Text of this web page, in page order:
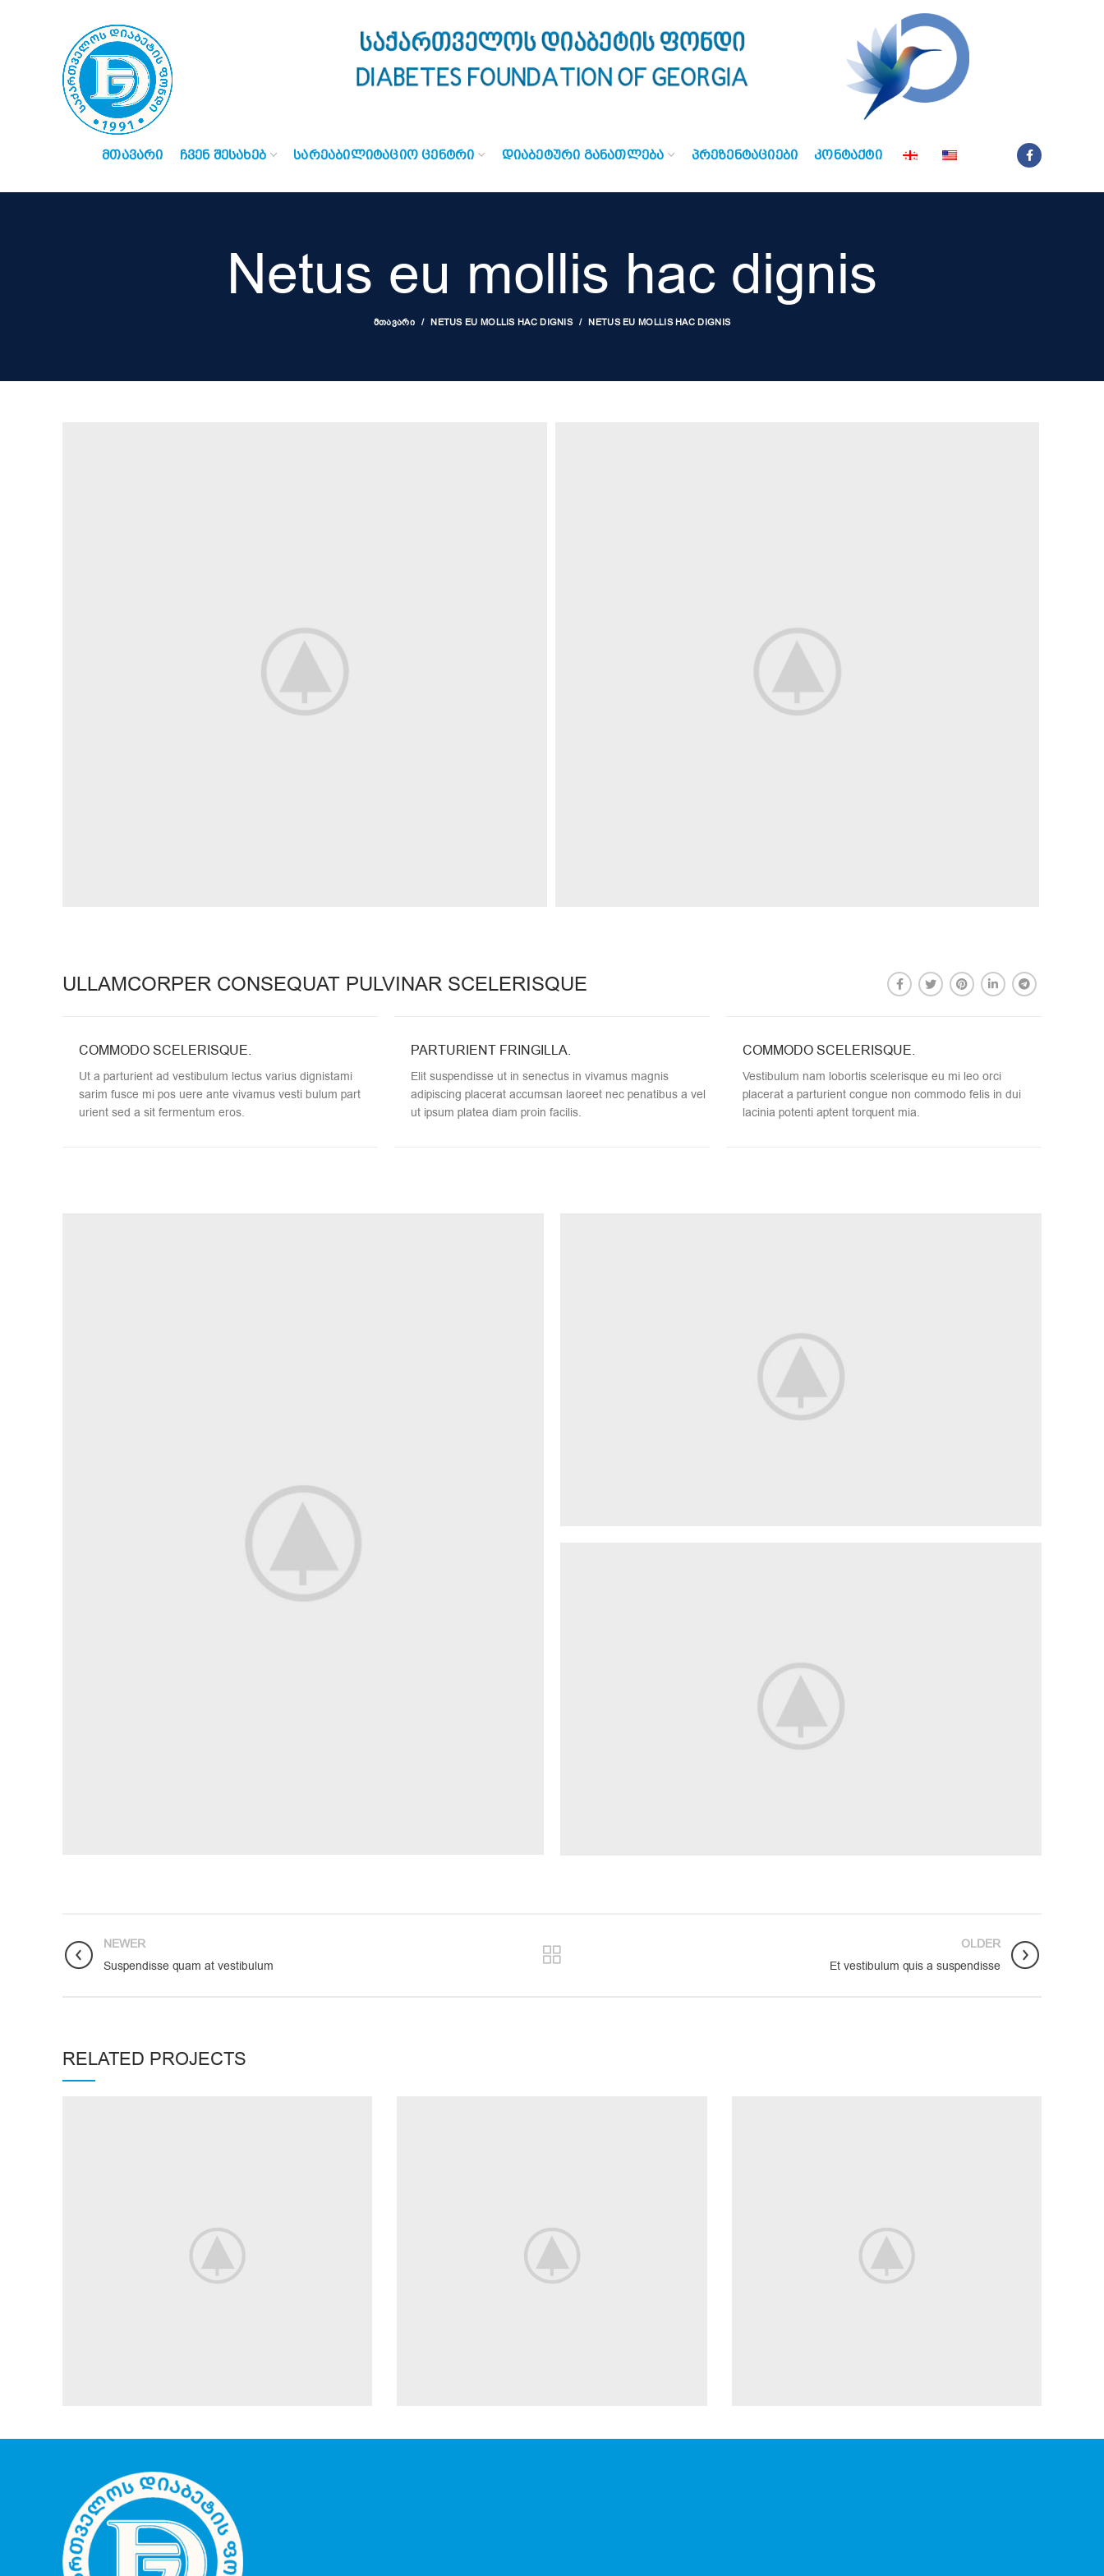
ᲛᲗᲐᲕᲐᲠᲘ ᲩᲕᲔᲜ ᲨᲔᲡᲐᲮᲔᲑ ᲡᲐᲠᲔᲐᲑᲘᲚᲘᲢᲐᲪᲘᲝ ᲪᲔᲜᲢᲠᲘ ᲓᲘᲐᲑᲔᲢᲣᲠᲘ ᲒᲐᲜᲐᲗᲚᲔᲑᲐ ᲞᲠᲔᲖᲔᲜᲢᲐᲪᲘᲔᲑᲘ ᲙᲝᲜᲢᲐᲥᲢᲘ
Netus eu mollis hac dignis
ᲛᲗᲐᲕᲐᲠᲘ NETUS EU MOLLIS HAC DIGNIS NETUS EU MOLLIS HAC DIGNIS
ULLAMCORPER CONSEQUAT PULVINAR SCELERISQUE
COMMODO SCELERISQUE.
Ut a parturient ad vestibulum lectus varius dignistami
sarim fusce mi pos uere ante vivamus vesti bulum part
urient sed a sit fermentum eros.
PARTURIENT FRINGILLA.
Elit suspendisse ut in senectus in vivamus magnis
adipiscing placerat accumsan laoreet nec penatibus a vel
ut ipsum platea diam proin facilis.
COMMODO SCELERISQUE.
Vestibulum nam lobortis scelerisque eu mi leo orci
placerat a parturient congue non commodo felis in dui
lacinia potenti aptent torquent mia.
NEWER
Suspendisse quam at vestibulum
OLDER
Et vestibulum quis a suspendisse
RELATED PROJECTS